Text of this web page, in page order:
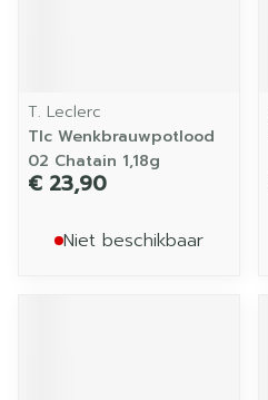
T. Leclerc
Tlc Wenkbrauwpotlood
02 Chatain 1,18g
€ 23,90
Niet beschikbaar